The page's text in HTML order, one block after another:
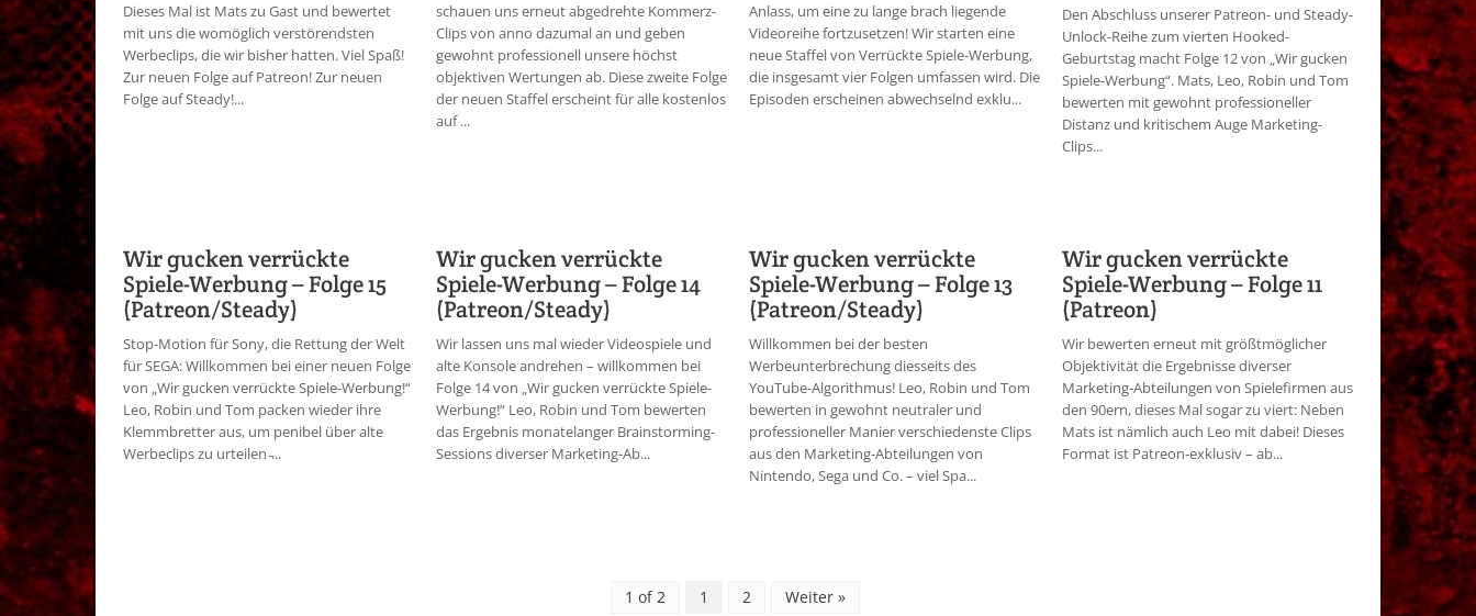
Dieses Mal ist Mats zu Gast und bewertet
mit uns die womöglich verstörendsten
Werbeclips, die wir bisher hatten. Viel Spaß!
Zur neuen Folge auf Patreon! Zur neuen
Folge auf Steady!...
schauen uns erneut abgedrehte Kommerz-
Clips von anno dazumal an und geben
gewohnt professionell unsere höchst
objektiven Wertungen ab. Diese zweite Folge
der neuen Staffel erscheint für alle kostenlos
auf ...
Anlass, um eine zu lange brach liegende
Videoreihe fortzusetzen! Wir starten eine
neue Staffel von Verrückte Spiele-Werbung,
die insgesamt vier Folgen umfassen wird. Die
Episoden erscheinen abwechselnd exklu...
Den Abschluss unserer Patreon- und Steady-
Unlock-Reihe zum vierten Hooked-
Geburtstag macht Folge 12 von „Wir gucken
Spiele-Werbung“. Mats, Leo, Robin und Tom
bewerten mit gewohnt professioneller
Distanz und kritischem Auge Marketing-
Clips...
Wir gucken verrückte
Spiele-Werbung – Folge 15
(Patreon/Steady)
Stop-Motion für Sony, die Rettung der Welt
für SEGA: Willkommen bei einer neuen Folge
von „Wir gucken verrückte Spiele-Werbung!“
Leo, Robin und Tom packen wieder ihre
Klemmbretter aus, um penibel über alte
Werbeclips zu urteilen ̵...
Wir gucken verrückte
Spiele-Werbung – Folge 14
(Patreon/Steady)
Wir lassen uns mal wieder Videospiele und
alte Konsole andrehen – willkommen bei
Folge 14 von „Wir gucken verrückte Spiele-
Werbung!“ Leo, Robin und Tom bewerten
das Ergebnis monatelanger Brainstorming-
Sessions diverser Marketing-Ab...
Wir gucken verrückte
Spiele-Werbung – Folge 13
(Patreon/Steady)
Willkommen bei der besten
Werbeunterbrechung diesseits des
YouTube-Algorithmus! Leo, Robin und Tom
bewerten in gewohnt neutraler und
professioneller Manier verschiedenste Clips
aus den Marketing-Abteilungen von
Nintendo, Sega und Co. – viel Spa...
Wir gucken verrückte
Spiele-Werbung – Folge 11
(Patreon)
Wir bewerten erneut mit größtmöglicher
Objektivität die Ergebnisse diverser
Marketing-Abteilungen von Spielefirmen aus
den 90ern, dieses Mal sogar zu viert: Neben
Mats ist nämlich auch Leo mit dabei! Dieses
Format ist Patreon-exklusiv – ab...
1 of 2 1 2 Weiter »